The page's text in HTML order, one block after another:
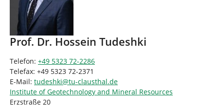
Prof. Dr. Hossein Tudeshki
Telefon: +49 5323 72-2286
Telefax: +49 5323 72-2371
E-Mail: tudeshki@tu-clausthal.de
Institute of Geotechnology and Mineral Resources
Erzstraße 20